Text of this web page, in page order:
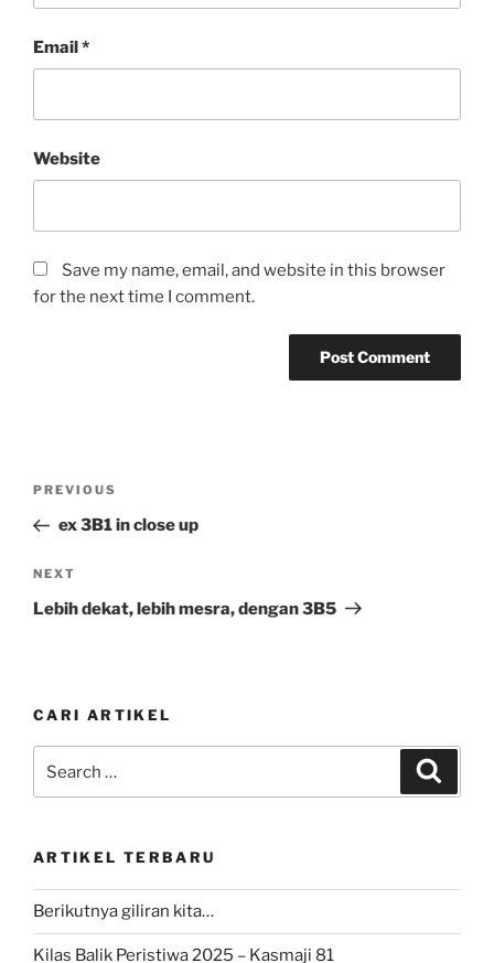
Email*
Website
Save my name, email, and website in this browser
for the next time I comment.
Previous
Post
PREVIOUS
ex 3B1 in close up
Next
Post
NEXT
Lebih dekat, lebih mesra, dengan 3B5
CARI ARTIKEL
for:
ARTIKEL TERBARU
Berikutnya giliran kita…
Kilas Balik Peristiwa 2025 – Kasmaji 81